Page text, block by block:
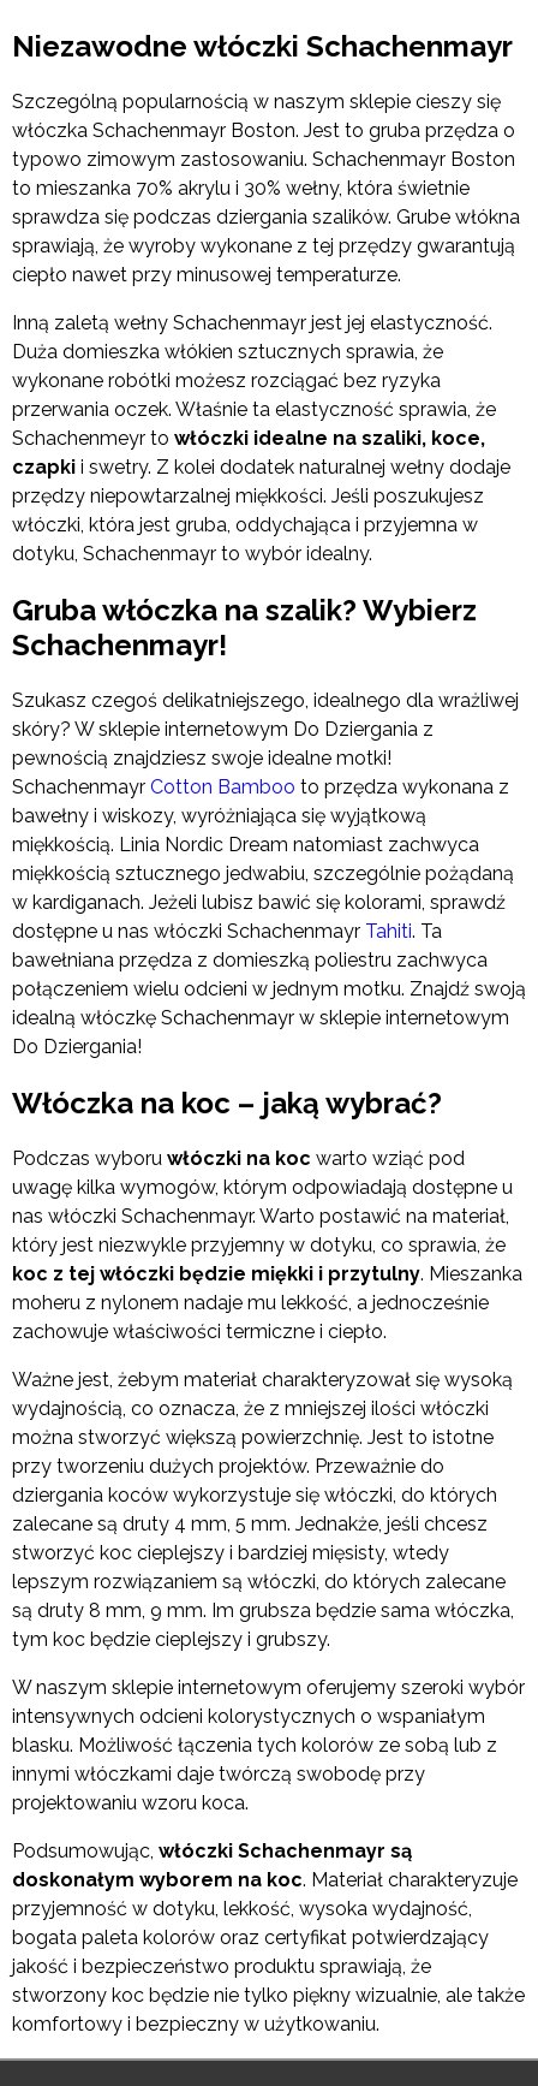
Niezawodne włóczki Schachenmayr
Szczególną popularnością w naszym sklepie cieszy się
włóczka Schachenmayr Boston. Jest to gruba przędza o
typowo zimowym zastosowaniu. Schachenmayr Boston
to mieszanka 70% akrylu i 30% wełny, która świetnie
sprawdza się podczas dziergania szalików. Grube włókna
sprawiają, że wyroby wykonane z tej przędzy gwarantują
ciepło nawet przy minusowej temperaturze.
Inną zaletą wełny Schachenmayr jest jej elastyczność.
Duża domieszka włókien sztucznych sprawia, że
wykonane robótki możesz rozciągać bez ryzyka
przerwania oczek. Właśnie ta elastyczność sprawia, że
Schachenmeyr to włóczki idealne na szaliki, koce,
czapki i swetry. Z kolei dodatek naturalnej wełny dodaje
przędzy niepowtarzalnej miękkości. Jeśli poszukujesz
włóczki, która jest gruba, oddychająca i przyjemna w
dotyku, Schachenmayr to wybór idealny.
Gruba włóczka na szalik? Wybierz
Schachenmayr!
Szukasz czegoś delikatniejszego, idealnego dla wrażliwej
skóry? W sklepie internetowym Do Dziergania z
pewnością znajdziesz swoje idealne motki!
Schachenmayr Cotton Bamboo to przędza wykonana z
bawełny i wiskozy, wyróżniająca się wyjątkową
miękkością. Linia Nordic Dream natomiast zachwyca
miękkością sztucznego jedwabiu, szczególnie pożądaną
w kardiganach. Jeżeli lubisz bawić się kolorami, sprawdź
dostępne u nas włóczki Schachenmayr Tahiti. Ta
bawełniana przędza z domieszką poliestru zachwyca
połączeniem wielu odcieni w jednym motku. Znajdź swoją
idealną włóczkę Schachenmayr w sklepie internetowym
Do Dziergania!
Włóczka na koc – jaką wybrać?
Podczas wyboru włóczki na koc warto wziąć pod
uwagę kilka wymogów, którym odpowiadają dostępne u
nas włóczki Schachenmayr. Warto postawić na materiał,
który jest niezwykle przyjemny w dotyku, co sprawia, że
koc z tej włóczki będzie miękki i przytulny. Mieszanka
moheru z nylonem nadaje mu lekkość, a jednocześnie
zachowuje właściwości termiczne i ciepło.
Ważne jest, żebym materiał charakteryzował się wysoką
wydajnością, co oznacza, że z mniejszej ilości włóczki
można stworzyć większą powierzchnię. Jest to istotne
przy tworzeniu dużych projektów. Przeważnie do
dziergania koców wykorzystuje się włóczki, do których
zalecane są druty 4 mm, 5 mm. Jednakże, jeśli chcesz
stworzyć koc cieplejszy i bardziej mięsisty, wtedy
lepszym rozwiązaniem są włóczki, do których zalecane
są druty 8 mm, 9 mm. Im grubsza będzie sama włóczka,
tym koc będzie cieplejszy i grubszy.
W naszym sklepie internetowym oferujemy szeroki wybór
intensywnych odcieni kolorystycznych o wspaniałym
blasku. Możliwość łączenia tych kolorów ze sobą lub z
innymi włóczkami daje twórczą swobodę przy
projektowaniu wzoru koca.
Podsumowując, włóczki Schachenmayr są
doskonałym wyborem na koc. Materiał charakteryzuje
przyjemność w dotyku, lekkość, wysoka wydajność,
bogata paleta kolorów oraz certyfikat potwierdzający
jakość i bezpieczeństwo produktu sprawiają, że
stworzony koc będzie nie tylko piękny wizualnie, ale także
komfortowy i bezpieczny w użytkowaniu.